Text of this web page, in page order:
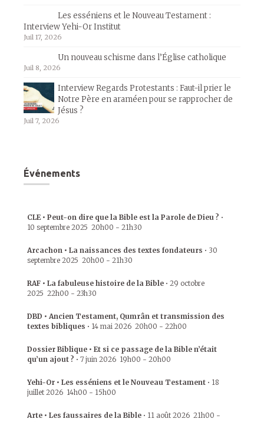
Les esséniens et le Nouveau Testament :
Interview Yehi-Or Institut
Juil 17, 2026
Un nouveau schisme dans l’Église catholique
Juil 8, 2026
Interview Regards Protestants : Faut-il prier le
Notre Père en araméen pour se rapprocher de
Jésus ?
Juil 7, 2026
Événements
CLE • Peut-on dire que la Bible est la Parole de Dieu ? •
10 septembre 2025 20h00 - 21h30
Arcachon • La naissances des textes fondateurs • 30
septembre 2025 20h00 - 21h30
RAF • La fabuleuse histoire de la Bible • 29 octobre
2025 22h00 - 23h30
DBD • Ancien Testament, Qumrân et transmission des
textes bibliques • 14 mai 2026 20h00 - 22h00
Dossier Biblique • Et si ce passage de la Bible n’était
qu’un ajout ? • 7 juin 2026 19h00 - 20h00
Yehi-Or • Les esséniens et le Nouveau Testament • 18
juillet 2026 14h00 - 15h00
Arte • Les faussaires de la Bible • 11 août 2026 21h00 -